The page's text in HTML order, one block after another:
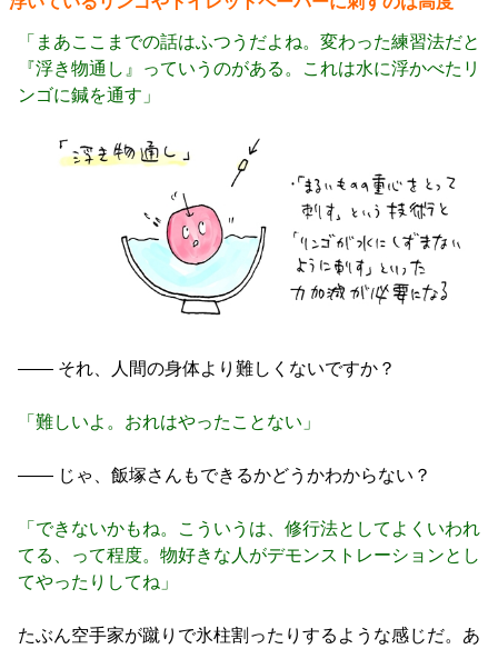
「まあここまでの話はふつうだよね。変わった練習法だと
『浮き物通し』っていうのがある。これは水に浮かべたリ
ンゴに鍼を通す」
―― それ、人間の身体より難しくないですか？
「難しいよ。おれはやったことない」
―― じゃ、飯塚さんもできるかどうかわからない？
「できないかもね。こういうは、修行法としてよくいわれ
てる、って程度。物好きな人がデモンストレーションとし
てやったりしてね」
たぶん空手家が蹴りで氷柱割ったりするような感じだ。あ